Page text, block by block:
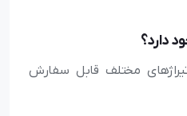
دارد؟
مختلف قابل سفارش